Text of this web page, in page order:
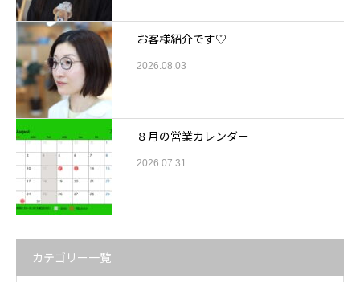
お客様紹介です♡
2026.08.03
８月の営業カレンダー
2026.07.31
カテゴリー一覧